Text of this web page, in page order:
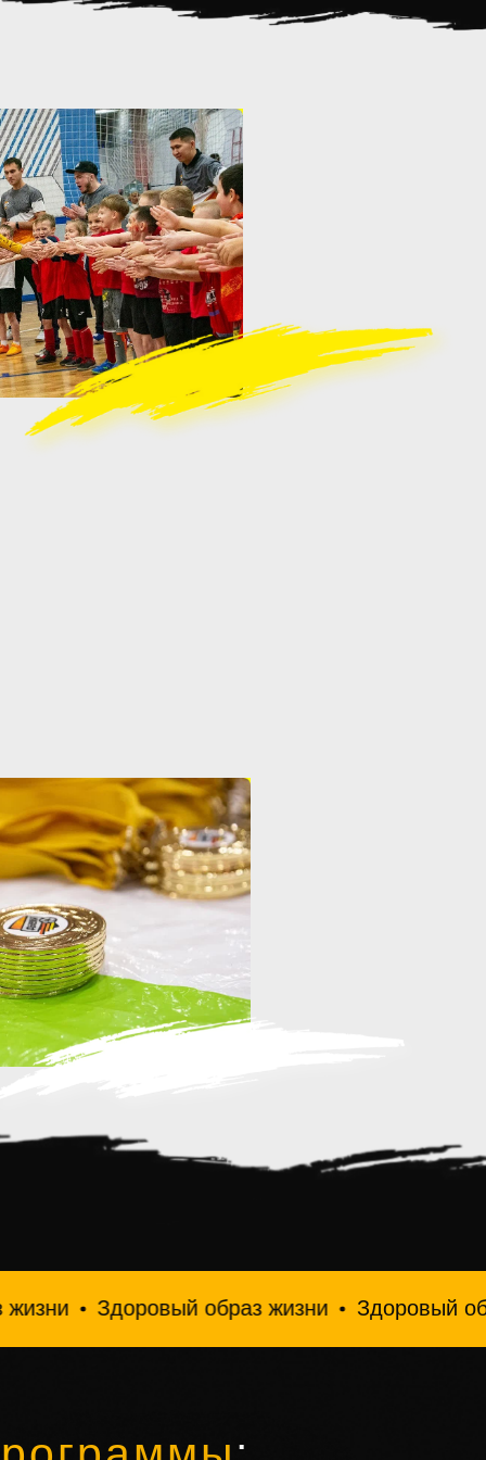
образ жизни Здоровый образ жизни